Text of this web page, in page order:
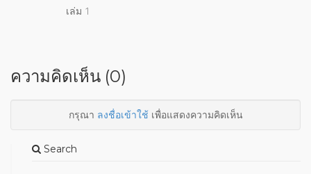
เล่ม 1
ความคิดเห็น (0)
กรุณา ลงชื่อเข้าใช้เพื่อแสดงความคิดเห็น
Search